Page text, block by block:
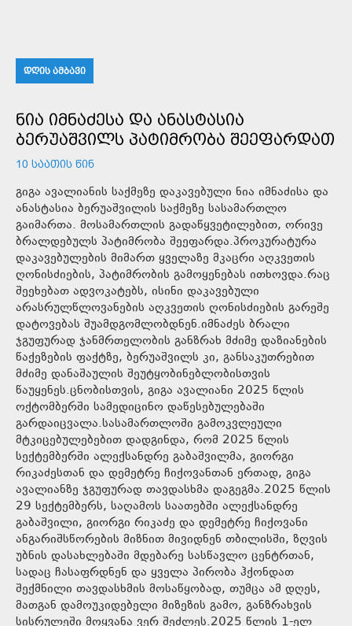
ᲓᲦᲘᲡ ᲐᲛᲑᲐᲕᲘ
ᲜᲘᲐ ᲘᲛᲜᲐᲫᲔᲡᲐ ᲓᲐ ᲐᲜᲐᲡᲢᲐᲡᲘᲐ
ᲑᲔᲠᲣᲐᲨᲕᲘᲚᲡ ᲞᲐᲢᲘᲛᲠᲝᲑᲐ ᲨᲔᲔᲤᲐᲠᲓᲐᲗ
10 ᲡᲐᲐᲗᲘᲡ ᲬᲘᲜ
გიგა ავალიანის საქმეზე დაკავებული ნია იმნაძისა და
ანასტასია ბერუაშვილის საქმეზე სასამართლო
გაიმართა. მოსამართლის გადაწყვეტილებით, ორივე
ბრალდებულს პატიმრობა შეეფარდა.პროკურატურა
დაკავებულების მიმართ ყველაზე მკაცრი აღკვეთის
ღონისძიების, პატიმრობის გამოყენებას ითხოვდა.რაც
შეეხებათ ადვოკატებს, ისინი დაკავებული
არასრულწლოვანების აღკვეთის ღონისძიების გარეშე
დატოვებას შუამდგომლობდნენ.იმნაძეს ბრალი
ჯგუფურად ჯანმრთელობის განზრახ მძიმე დაზიანების
წაქეზების ფაქტზე, ბერუაშვილს კი, განსაკუთრებით
მძიმე დანაშაულის შეუტყობინებლობისთვის
წაუყენეს.ცნობისთვის, გიგა ავალიანი 2025 წლის
ოქტომბერში სამედიცინო დაწესებულებაში
გარდაიცვალა.სასამართლოში გამოკვლეული
მტკიცებულებებით დადგინდა, რომ 2025 წლის
სექტემბერში ალექსანდრე გაბაშვილმა, გიორგი
რიკაძესთან და დემეტრე ჩიქოვანთან ერთად, გიგა
ავალიანზე ჯგუფურად თავდასხმა დაგეგმა.2025 წლის
29 სექტემბერს, საღამოს საათებში ალექსანდრე
გაბაშვილი, გიორგი რიკაძე და დემეტრე ჩიქოვანი
ანგარიშსწორების მიზნით მივიდნენ თბილისში, ზღვის
უბნის დასახლებაში მდებარე სასწავლო ცენტრთან,
სადაც ჩასაფრდნენ და ყველა პირობა ჰქონდათ
შექმნილი თავდასხმის მოსაწყობად, თუმცა ამ დღეს,
მათგან დამოუკიდებელი მიზეზის გამო, განზრახვის
სისრულეში მოყვანა ვერ შეძლეს.2025 წლის 1-ელ